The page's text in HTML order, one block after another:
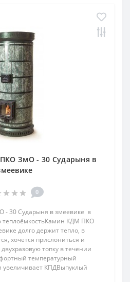
ЗмО - 30 Сударыня в
0
30 Сударыня в змеевике в
теплоёмкостьКамин КДМ ПКО
долго держит тепло, в
хочется прислониться и
топку в течении
температурный
КПДВыпуклый